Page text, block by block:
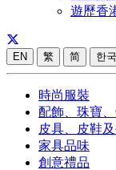
遊歷香
EN 繁 简 한
時尚服裝
配飾、珠寶
皮具、皮鞋
家具品味
創意禮品